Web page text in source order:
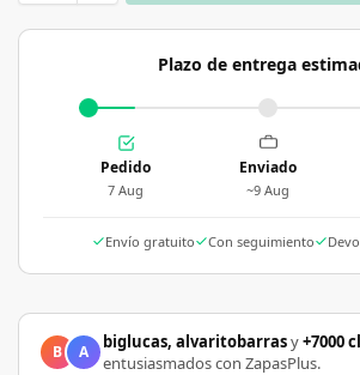
Plazo de entrega
Pedido
7 Aug
Enviado
~9 Aug
Envío gratuito Con seguimiento
B A biglucas, alvaritobarrasy+7000
entusiasmados con ZapasPlus.